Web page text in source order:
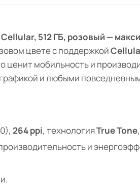
512 ГБ, розовый —
цвете с поддержкой
ценит мобильность и
и любыми
264 ppi, технологияTrue Tone
и